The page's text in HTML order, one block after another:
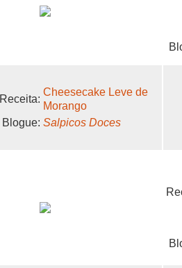
Receita:
Cheesecake Leve de
Morango
Blogue: Salpicos Doces